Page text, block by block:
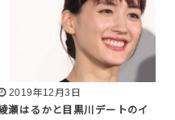
2019年12月3日
瀬はるかと目黒川デートのイ